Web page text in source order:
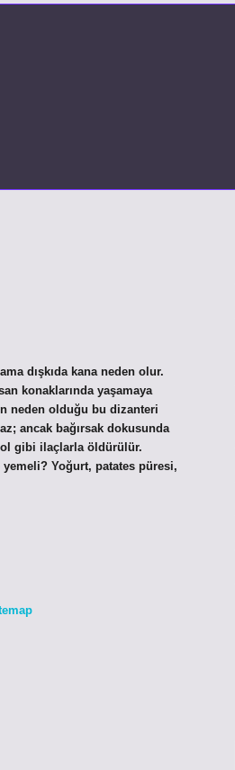
dışkıda kana neden olur.
konaklarında yaşamaya
neden olduğu bu dizanteri
ancak bağırsak dokusunda
gibi ilaçlarla öldürülür.
Yoğurt, patates püresi,